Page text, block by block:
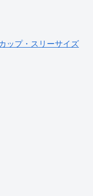
ップ・スリーサイズ